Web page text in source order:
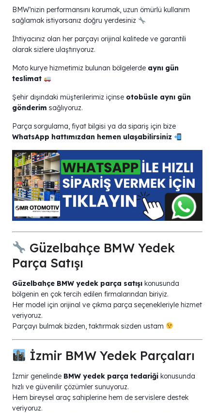
BMW’nizin performansını korumak, uzun ömürlü kullanım
sağlamak istiyorsanız doğru yerdesiniz
İhtiyacınız olan her parçayı orijinal kalitede ve garantili
olarak sizlere ulaştırıyoruz.
Moto kurye hizmetimiz bulunan bölgelerde aynı gün
teslimat
Şehir dışındaki müşterilerimiz içinse otobüsle aynı gün
gönderim sağlıyoruz.
Parça sorgulama, fiyat bilgisi ya da sipariş için bize
WhatsApp hattımızdan hemen ulaşabilirsiniz
Güzelbahçe BMW Yedek
Parça Satışı
Güzelbahçe BMW yedek parça satışı konusunda
bölgenin en çok tercih edilen firmalarından biriyiz.
Her model için orijinal ve çıkma parça seçenekleriyle hizmet
veriyoruz.
Parçayı bulmak bizden, taktırmak sizden ustam
İzmir BMW Yedek Parçaları
İzmir genelinde BMW yedek parça tedariği konusunda
hızlı ve güvenilir çözümler sunuyoruz.
Hem bireysel araç sahiplerine hem de servislere destek
veriyoruz.